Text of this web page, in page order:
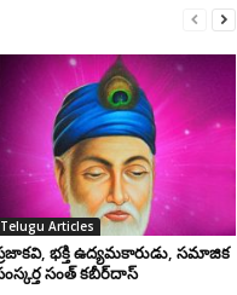
Telugu Articles
భక్తి ఉద్యమకారుడు, సమాజిక
సంత్‌ కబీర్‌దాస్‌